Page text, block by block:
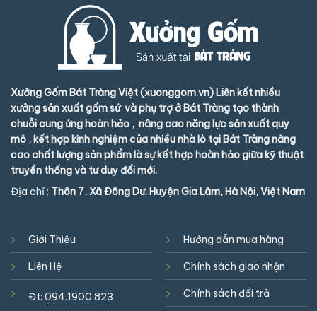
Xưởng Gốm Bát Tràng Việt (xuonggom.vn) Liên kết nhiều
xưởng sản xuất gốm sứ và phụ trợ ở Bát Tràng tạo thành
chuỗi cung ứng hoàn hảo , nâng cao năng lực sản xuất quy
mô , kết hợp kinh nghiệm của nhiều nhà lò tại Bát Tràng nâng
cao chất lượng sản phẩm là sự kết hợp hoàn hảo giữa kỹ thuật
truyền thống và tư duy đổi mới.
Địa chỉ : Thôn 7, Xã Đông Dư. Huyện Gia Lâm, Hà Nội, Việt Nam
Giới Thiệu
Liên Hệ
Đt: 094.1900.823
Hướng dẫn mua hàng
Chính sách giao nhận
Chính sách đổi trả